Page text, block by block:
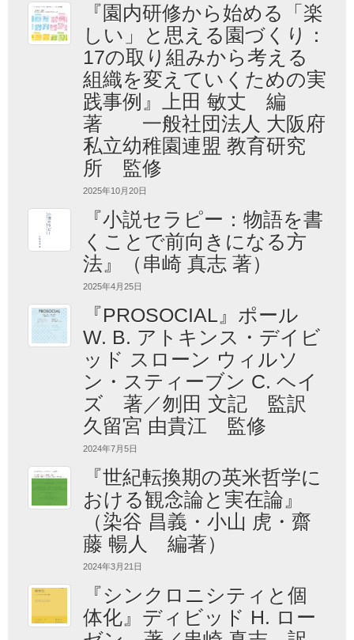
『園内研修から始める「楽
しい」と思える園づくり：
17の取り組みから考える
組織を変えていくための実
践事例』上田 敏丈 編
著 一般社団法人 大阪府
私立幼稚園連盟 教育研究
所 監修
2025年10月20日
『小説セラピー：物語を書
くことで前向きになる方
法』（串崎 真志 著）
2025年4月25日
『PROSOCIAL』ポール
W. B. アトキンス・デイビ
ッド スローン ウィルソ
ン・スティーブン C. ヘイ
ズ 著／刎田 文記 監訳
久留宮 由貴江 監修
2024年7月5日
『世紀転換期の英米哲学に
おける観念論と実在論』
（染谷 昌義・小山 虎・齋
藤 暢人 編著）
2024年3月21日
『シンクロニシティと個
体化』ディビッド H. ロー